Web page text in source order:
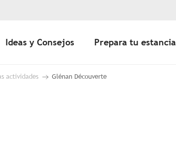
Ideas y Consejos Prepara tu estancia
actividades Glénan Découverte